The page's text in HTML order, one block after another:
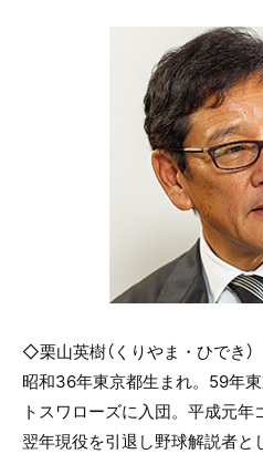
◇栗山英樹（くりやま・ひでき）
昭和36年東京都生まれ。59年
トスワローズに入団。平成元年
翌年現役を引退し野球解説者と